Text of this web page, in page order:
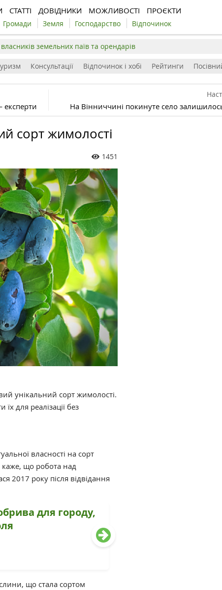
СТАТТІ ДОВІДНИКИ МОЖЛИВОСТІ ПРОЄКТИ
Громади Земля Господарство Відпочинок
земельних паїв та орендарів
Консультації Відпочинок і хобі Рейтинги
На Вінниччині покинуте село залишилось
сорт жимолості
1451
унікальний сорт жимолості.
для реалізації без
власності на сорт
каже, що робота над
2017 року після відвідання
для городу,
що стала сортом